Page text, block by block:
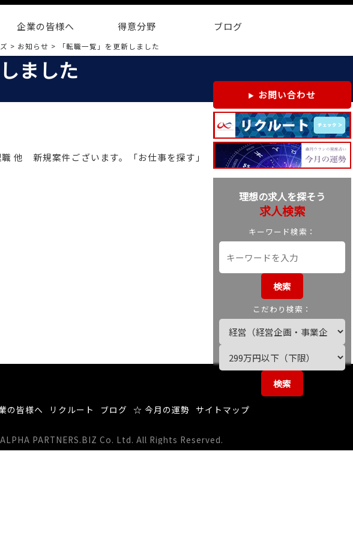
企業の皆様へ 得意分野 ブログ
> お知らせ > 「転職一覧」を更新しました
ました
他 新規案件ございます。「お仕事を探す」
お問い合わせ
理想の求人を探そう
求人検索
キーワード検索：
検索
こだわり検索：
検索
の皆様へ リクルート ブログ ☆ 今月の運勢 サイトマップ
PARTNERS.BIZ Co. Ltd. All Rights Reserved.